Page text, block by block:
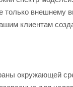
внешнему
клиентам
окружающей